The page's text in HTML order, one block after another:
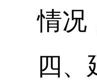
情况
四、